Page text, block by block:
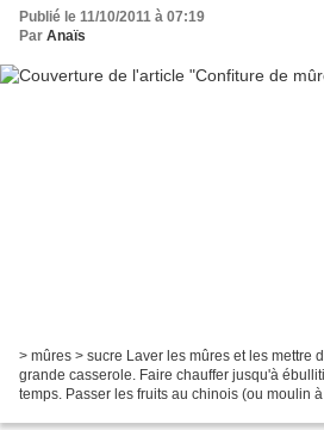
Publié le 11/10/2011 à 07:19
Par Anaïs
> mûres > sucre Laver les mûres et les mettre
grande casserole. Faire chauffer jusqu'à
temps. Passer les fruits au chinois (ou moulin